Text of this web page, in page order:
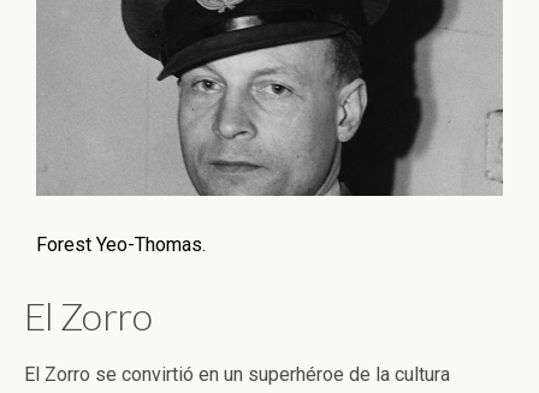
Forest Yeo-Thomas.
El Zorro
El Zorro se convirtió en un superhéroe de la cultura